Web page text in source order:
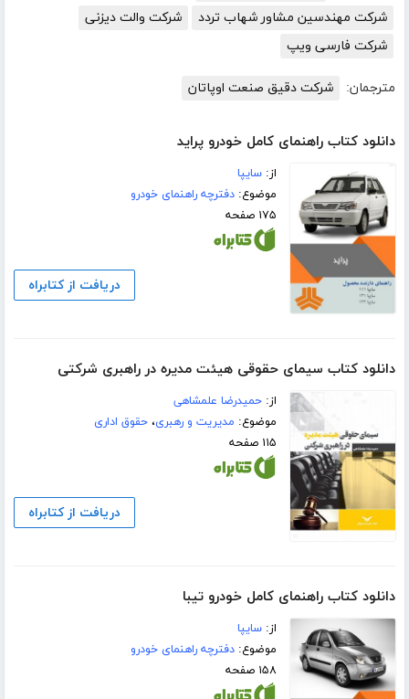
شرکت مهندسین مشاور شهاب تردد
شرکت والت دیزنی
شرکت فارسی ویپ
مترجمان: شرکت دقیق صنعت اوپاتان
دانلود کتاب راهنمای کامل خودرو پراید
از:سایپا
موضوع:دفترچه راهنمای خودرو
۱۷۵ صفحه
دریافت از کتابراه
دانلود کتاب سیمای حقوقی هیئت مدیره در راهبری شرکتی
از:حمیدرضا علمشاهی
موضوع: مدیریت و رهبری،حقوق اداری
۱۱۵ صفحه
دریافت از کتابراه
دانلود کتاب راهنمای کامل خودرو تیبا
از:سایپا
موضوع:دفترچه راهنمای خودرو
۱۵۸ صفحه